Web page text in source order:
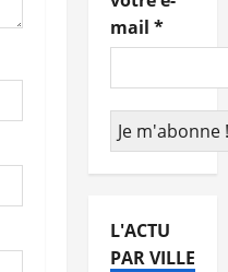
mail *
L'ACTU
PAR VILLE